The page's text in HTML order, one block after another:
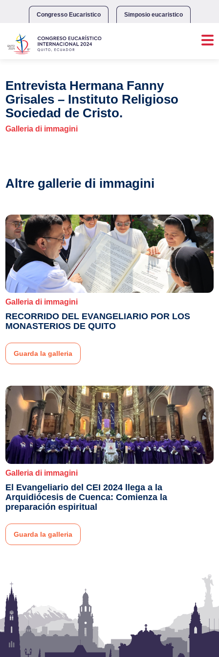
Congresso Eucaristico Simposio eucaristico
Entrevista Hermana Fanny
Grisales – Instituto Religioso
Sociedad de Cristo.
Galleria di immagini
Altre gallerie di immagini
Galleria di immagini
RECORRIDO DEL EVANGELIARIO POR LOS
MONASTERIOS DE QUITO
Guarda la galleria
Galleria di immagini
El Evangeliario del CEI 2024 llega a la
Arquidiócesis de Cuenca: Comienza la
preparación espiritual
Guarda la galleria